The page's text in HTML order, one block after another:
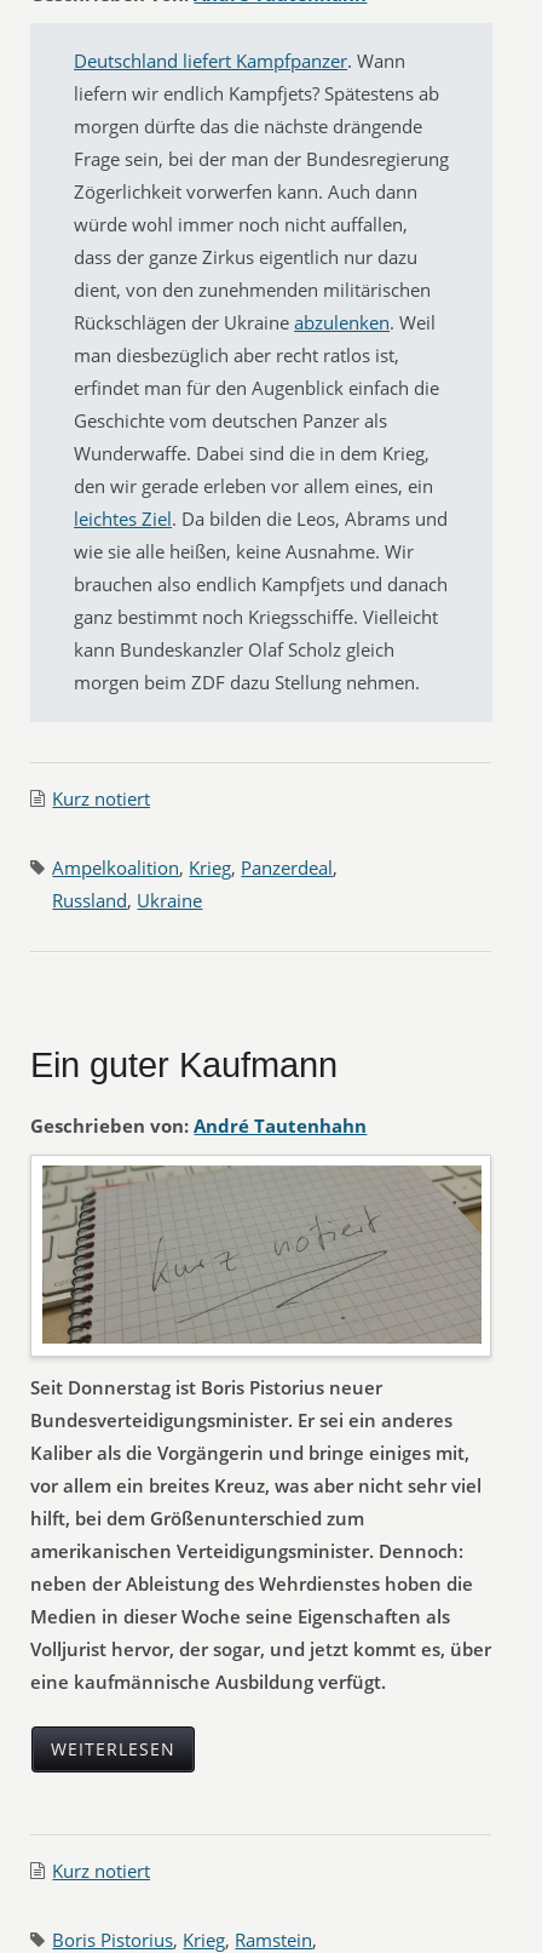
Deutschland liefert Kampfpanzer. Wann
liefern wir endlich Kampfjets? Spätestens ab
morgen dürfte das die nächste drängende
Frage sein, bei der man der Bundesregierung
Zögerlichkeit vorwerfen kann. Auch dann
würde wohl immer noch nicht auffallen,
dass der ganze Zirkus eigentlich nur dazu
dient, von den zunehmenden militärischen
Rückschlägen der Ukraineabzulenken. Weil
man diesbezüglich aber recht ratlos ist,
erfindet man für den Augenblick einfach die
Geschichte vom deutschen Panzer als
Wunderwaffe. Dabei sind die in dem Krieg,
den wir gerade erleben vor allem eines, ein
leichtes Ziel. Da bilden die Leos, Abrams und
wie sie alle heißen, keine Ausnahme. Wir
brauchen also endlich Kampfjets und danach
ganz bestimmt noch Kriegsschiffe. Vielleicht
kann Bundeskanzler Olaf Scholz gleich
morgen beim ZDF dazu Stellung nehmen.
Kurz notiert
Ampelkoalition, Krieg, Panzerdeal,
Russland, Ukraine
Ein guter Kaufmann
Geschrieben von: André Tautenhahn
Seit Donnerstag ist Boris Pistorius neuer
Bundesverteidigungsminister. Er sei ein anderes
Kaliber als die Vorgängerin und bringe einiges mit,
vor allem ein breites Kreuz, was aber nicht sehr viel
hilft, bei dem Größenunterschied zum
amerikanischen Verteidigungsminister. Dennoch:
neben der Ableistung des Wehrdienstes hoben die
Medien in dieser Woche seine Eigenschaften als
Volljurist hervor, der sogar, und jetzt kommt es, über
eine kaufmännische Ausbildung verfügt.
WEITERLESEN
Kurz notiert
Boris Pistorius, Krieg, Ramstein,